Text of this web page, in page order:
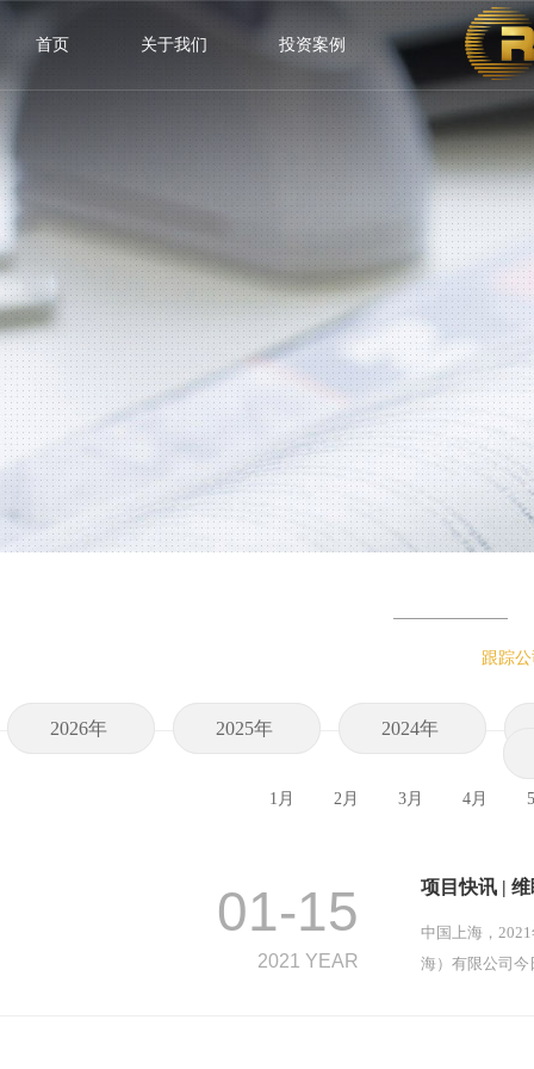
首页 关于我们 投资案例
跟踪
2026年 2025年 2024年
1月 2月 3月 4月
01-15
2021 YEAR
项目快讯 |
中国上海，
海）有限公司